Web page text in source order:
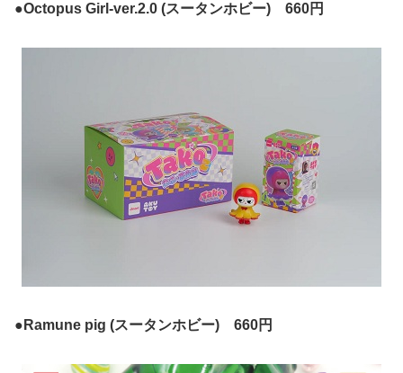
●Octopus Girl-ver.2.0 (スータンホビー) 660円
●Ramune pig (スータンホビー) 660円